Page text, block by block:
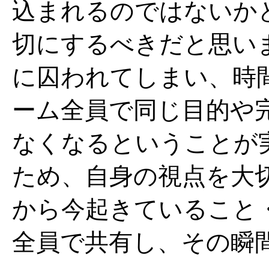
込まれるのではないか
切にするべきだと思い
に囚われてしまい、時
ーム全員で同じ目的や
なくなるということが
ため、自身の視点を大
から今起きていること
全員で共有し、その瞬